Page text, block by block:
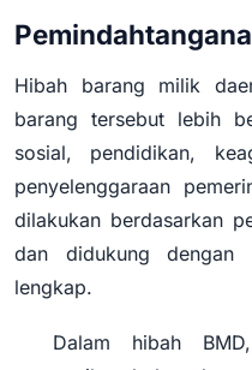
Hibah barang milik
barang tersebut lebih
sosial, pendidikan,
penyelenggaraan
dilakukan berdasarkan
dan didukung dengan
lengkap.
Dalam hibah